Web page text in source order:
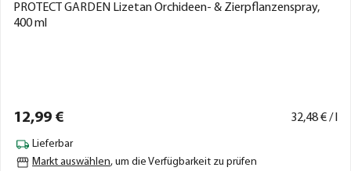
PROTECT GARDEN Lizetan Orchideen- & Zierpflanzenspray,
400 ml
12,99 € 32,48€ / l
Lieferbar
Markt auswählen, um die Verfügbarkeit zu prüfen